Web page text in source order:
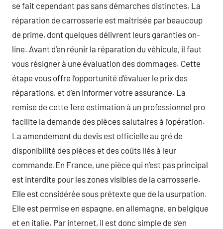
se fait cependant pas sans démarches distinctes. La
réparation de carrosserie est maîtrisée par beaucoup
de prime, dont quelques délivrent leurs garanties on-
line. Avant d’en réunir la réparation du véhicule, il faut
vous résigner à une évaluation des dommages. Cette
étape vous offre l’opportunité d’évaluer le prix des
réparations, et d’en informer votre assurance. La
remise de cette 1ere estimation à un professionnel pro
facilite la demande des pièces salutaires à l’opération.
La amendement du devis est officielle au gré de
disponibilité des pièces et des coûts liés à leur
commande.En France, une pièce qui n’est pas principal
est interdite pour les zones visibles de la carrosserie.
Elle est considérée sous prétexte que de la usurpation.
Elle est permise en espagne, en allemagne, en belgique
et en italie. Par internet, il est donc simple de s’en